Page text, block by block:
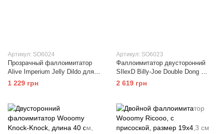
Артикул: SO6024
Прозрачный фаллоимитатор
Alive Imperium Jelly Dildo для
двойного проникновения
1 229 грн
Артикул: SO6023
Фаллоимитатор двусторонний
SIlexD Billy-Joe Double Dong S
Flesh, двухслойный,
силикон+Silexpan
2 619 грн